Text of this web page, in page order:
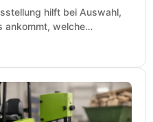
hilft bei Auswahl,
ankommt, welche